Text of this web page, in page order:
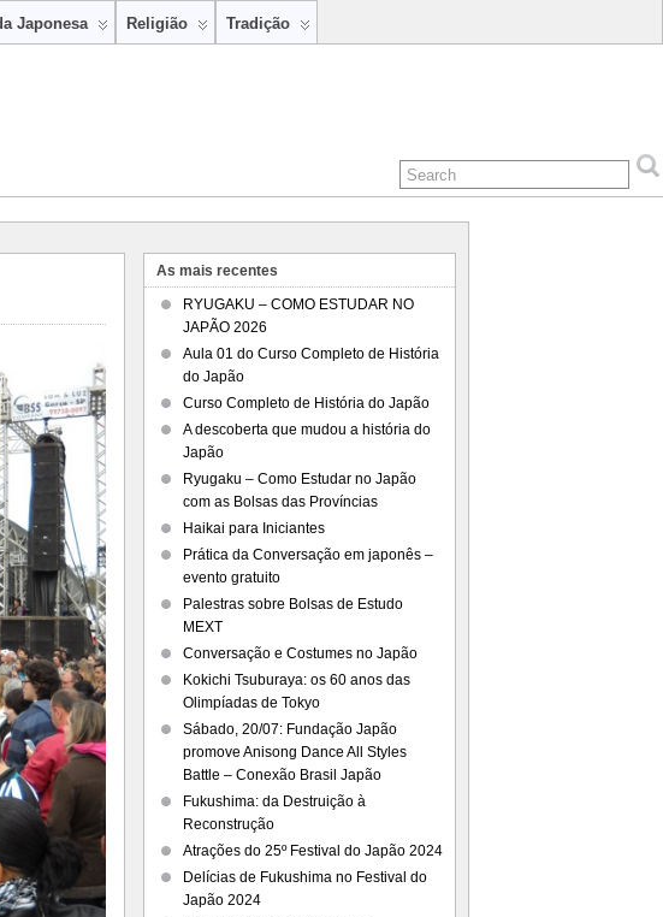
Japonesa Religião Tradição
As mais recentes
RYUGAKU – COMO ESTUDAR NO
JAPÃO 2026
Aula 01 do Curso Completo de História
do Japão
Curso Completo de História do Japão
A descoberta que mudou a história do
Japão
Ryugaku – Como Estudar no Japão
com as Bolsas das Províncias
Haikai para Iniciantes
Prática da Conversação em japonês –
evento gratuito
Palestras sobre Bolsas de Estudo
MEXT
Conversação e Costumes no Japão
Kokichi Tsuburaya: os 60 anos das
Olimpíadas de Tokyo
Sábado, 20/07: Fundação Japão
promove Anisong Dance All Styles
Battle – Conexão Brasil Japão
Fukushima: da Destruição à
Reconstrução
Atrações do 25º Festival do Japão 2024
Delícias de Fukushima no Festival do
Japão 2024